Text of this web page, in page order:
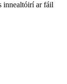
innealtóirí ar fáil